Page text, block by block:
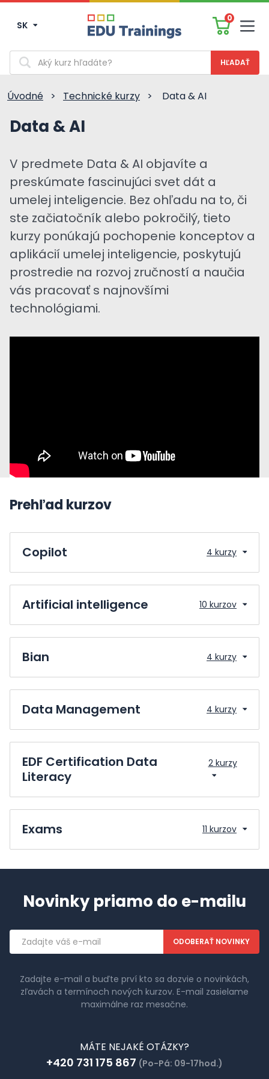
SK
0
Vyhľadávanie
Úvodné > Technické kurzy > Data & AI
Data & AI
V predmete Data & AI objavíte a
preskúmate fascinujúci svet dát a
umelej inteligencie. Bez ohľadu na to, či
ste začiatočník alebo pokročilý, tieto
kurzy ponúkajú pochopenie konceptov a
aplikácií umelej inteligencie, poskytujú
prostredie na rozvoj zručností a naučia
vás pracovať s najnovšími
technológiami.
Prehľad kurzov
Copilot 4 kurzy
Artificial intelligence 10 kurzov
Bian 4 kurzy
Data Management 4 kurzy
EDF Certification Data
Literacy
2 kurzy
Exams 11 kurzov
Novinky priamo do e-mailu
Emailová
adresa
Zadajte e-mail a buďte prví kto sa dozvie o novinkách,
zľavách a termínoch nových kurzov. E-mail zasielame
maximálne raz mesačne.
MÁTE NEJAKÉ OTÁZKY?
+420 731 175 867 (Po-Pá: 09-17hod.)